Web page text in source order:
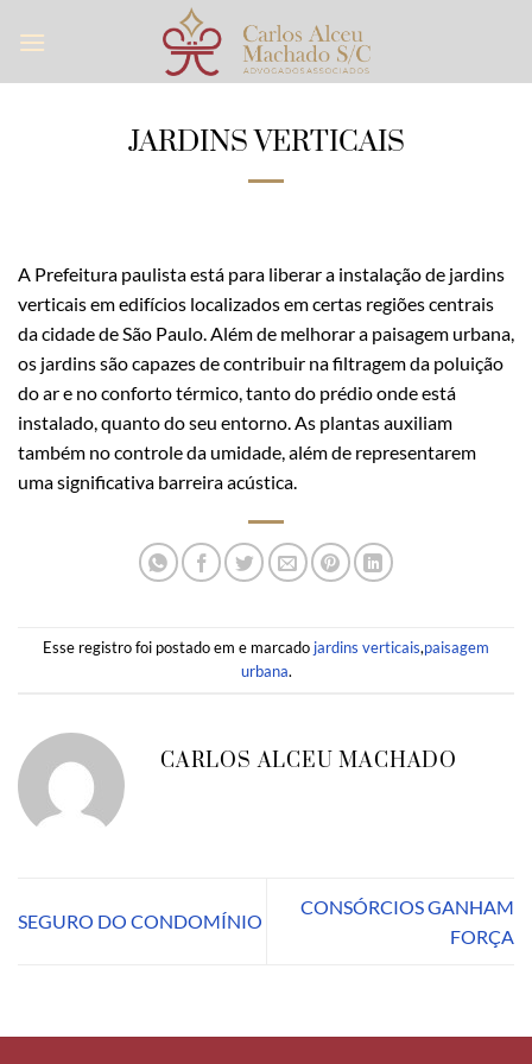
JARDINS VERTICAIS
A Prefeitura paulista está para liberar a instalação de jardins
verticais em edifícios localizados em certas regiões centrais
da cidade de São Paulo. Além de melhorar a paisagem urbana,
os jardins são capazes de contribuir na filtragem da poluição
do ar e no conforto térmico, tanto do prédio onde está
instalado, quanto do seu entorno. As plantas auxiliam
também no controle da umidade, além de representarem
uma significativa barreira acústica.
Esse registro foi postado em e marcado jardins verticais,paisagem
urbana.
CARLOS ALCEU MACHADO
SEGURO DO CONDOMÍNIO
CONSÓRCIOS GANHAM
FORÇA